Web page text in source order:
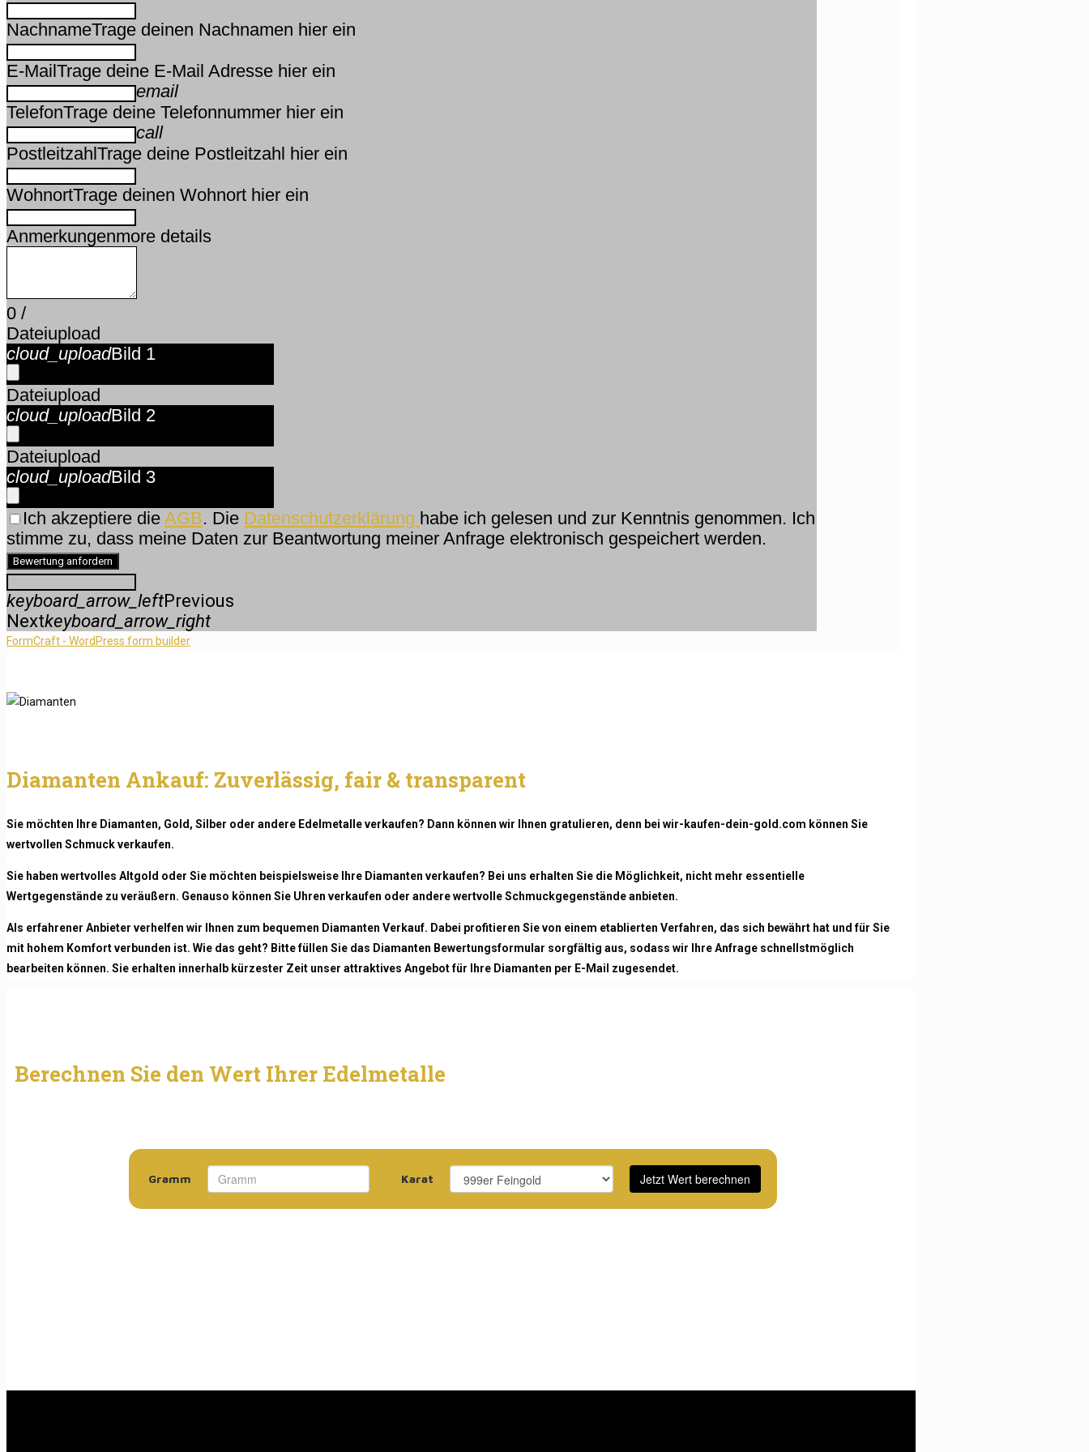
NachnameTrage deinen Nachnamen hier ein
E-MailTrage deine E-Mail Adresse hier ein
email
TelefonTrage deine Telefonnummer hier ein
call
PostleitzahlTrage deine Postleitzahl hier ein
WohnortTrage deinen Wohnort hier ein
Anmerkungenmore details
0 /
Dateiupload
cloud_uploadBild 1
Dateiupload
cloud_uploadBild 2
Dateiupload
cloud_uploadBild 3
Ich akzeptiere die AGB. Die Datenschutzerklärung habe ich gelesen und zur Kenntnis genommen. Ich
stimme zu, dass meine Daten zur Beantwortung meiner Anfrage elektronisch gespeichert werden.
Bewertung anfordern
keyboard_arrow_leftPrevious
Nextkeyboard_arrow_right
FormCraft - WordPress form builder
Diamanten Ankauf: Zuverlässig, fair & transparent
Sie möchten Ihre Diamanten, Gold, Silber oder andere Edelmetalle verkaufen? Dann können wir Ihnen gratulieren, denn bei wir-kaufen-dein-gold.com können Sie
wertvollen Schmuck verkaufen.
Sie haben wertvolles Altgold oder Sie möchten beispielsweise Ihre Diamanten verkaufen? Bei uns erhalten Sie die Möglichkeit, nicht mehr essentielle
Wertgegenstände zu veräußern. Genauso können Sie Uhren verkaufen oder andere wertvolle Schmuckgegenstände anbieten.
Als erfahrener Anbieter verhelfen wir Ihnen zum bequemen Diamanten Verkauf. Dabei profitieren Sie von einem etablierten Verfahren, das sich bewährt hat und für Sie
mit hohem Komfort verbunden ist. Wie das geht? Bitte füllen Sie das Diamanten Bewertungsformular sorgfältig aus, sodass wir Ihre Anfrage schnellstmöglich
bearbeiten können. Sie erhalten innerhalb kürzester Zeit unser attraktives Angebot für Ihre Diamanten per E-Mail zugesendet.
Berechnen Sie den Wert Ihrer Edelmetalle